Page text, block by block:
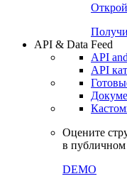
API & Data Feed
API
API
Оцените
в публичном
DEMO